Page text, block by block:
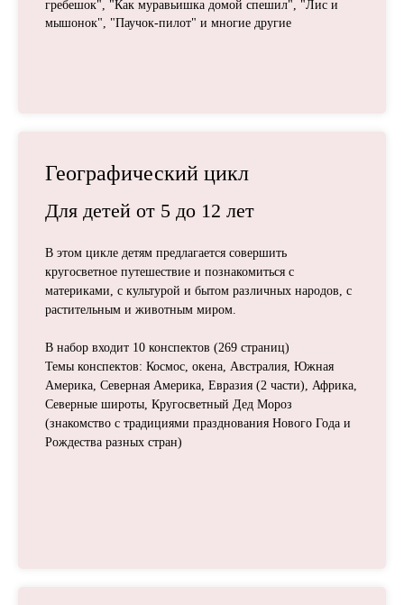
гребешок", "Как муравьишка домой спешил", "Лис и
мышонок", "Паучок-пилот" и многие другие
Географический цикл
Для детей от 5 до 12 лет
В этом цикле детям предлагается совершить
кругосветное путешествие и познакомиться с
материками, с культурой и бытом различных народов, с
растительным и животным миром.
В набор входит 10 конспектов (269 страниц)
Темы конспектов: Космос, окена, Австралия, Южная
Америка, Северная Америка, Евразия (2 части), Африка,
Северные широты, Кругосветный Дед Мороз
(знакомство с традициями празднования Нового Года и
Рождества разных стран)